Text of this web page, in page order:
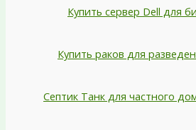
Купить сервер Dell для
Купить раков для
Септик Танк для частного